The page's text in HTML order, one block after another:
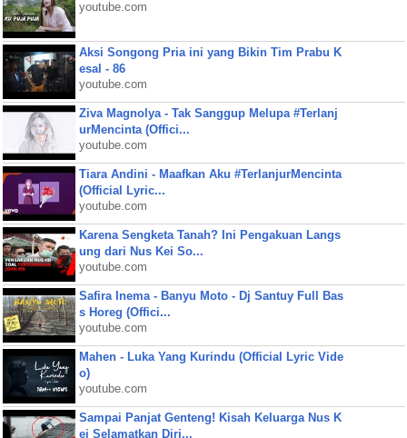
youtube.com
Aksi Songong Pria ini yang Bikin Tim Prabu K
esal - 86
youtube.com
Ziva Magnolya - Tak Sanggup Melupa #Terlanj
urMencinta (Offici...
youtube.com
Tiara Andini - Maafkan Aku #TerlanjurMencinta
(Official Lyric...
youtube.com
Karena Sengketa Tanah? Ini Pengakuan Langs
ung dari Nus Kei So...
youtube.com
Safira Inema - Banyu Moto - Dj Santuy Full Bas
s Horeg (Offici...
youtube.com
Mahen - Luka Yang Kurindu (Official Lyric Vide
o)
youtube.com
Sampai Panjat Genteng! Kisah Keluarga Nus K
ei Selamatkan Diri...